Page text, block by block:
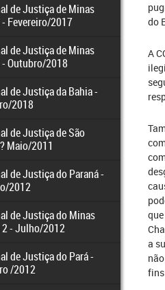
de Justiça de Minas
- Fevereiro/2017
de Justiça de Minas
- Outubro/2018
de Justiça da Bahia -
2018
de Justiça de São
Maio/2011
de Justiça do Paraná -
2012
de Justiça do Minas
2 - Julho/2012
de Justiça do Pará -
/2012
do
A
a